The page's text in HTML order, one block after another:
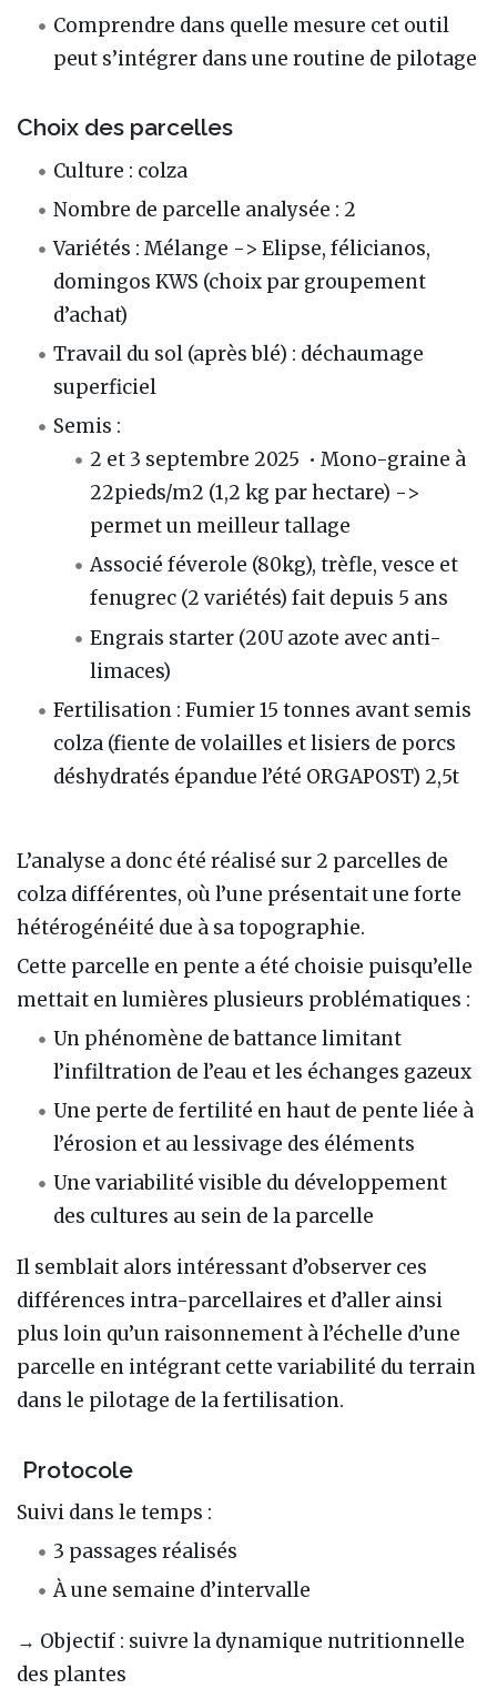
Comprendre dans quelle mesure cet outil
peut s’intégrer dans une routine de pilotage
Choix des parcelles
Culture : colza
Nombre de parcelle analysée : 2
Variétés : Mélange -> Elipse, félicianos,
domingos KWS (choix par groupement
d’achat)
Travail du sol (après blé) : déchaumage
superficiel
Semis :
2 et 3 septembre 2025 • Mono-graine à
22pieds/m2 (1,2 kg par hectare) ->
permet un meilleur tallage
Associé féverole (80kg), trèfle, vesce et
fenugrec (2 variétés) fait depuis 5 ans
Engrais starter (20U azote avec anti-
limaces)
Fertilisation : Fumier 15 tonnes avant semis
colza (fiente de volailles et lisiers de porcs
déshydratés épandue l’été ORGAPOST) 2,5t
L’analyse a donc été réalisé sur 2 parcelles de
colza différentes, où l’une présentait une forte
hétérogénéité due à sa topographie.
Cette parcelle en pente a été choisie puisqu’elle
mettait en lumières plusieurs problématiques :
Un phénomène de battance limitant
l’infiltration de l’eau et les échanges gazeux
Une perte de fertilité en haut de pente liée à
l’érosion et au lessivage des éléments
Une variabilité visible du développement
des cultures au sein de la parcelle
Il semblait alors intéressant d’observer ces
différences intra-parcellaires et d’aller ainsi
plus loin qu’un raisonnement à l’échelle d’une
parcelle en intégrant cette variabilité du terrain
dans le pilotage de la fertilisation.
Protocole
Suivi dans le temps :
3 passages réalisés
À une semaine d’intervalle
→ Objectif : suivre la dynamique nutritionnelle
des plantes